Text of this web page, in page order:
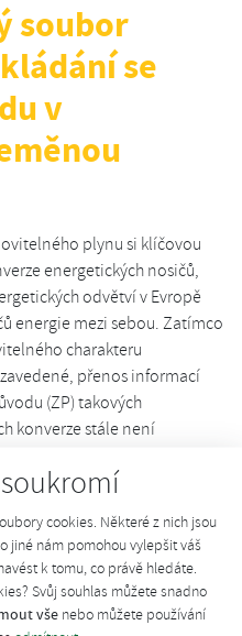
cookies. Některé z nich jsou
jiné nám pomohou vylepšit váš
k tomu, co právě hledáte.
Svůj souhlas můžete snadno
všenebo můžete používání
soubor
se
v
plynu si klíčovou
energetických nosičů,
odvětví v Evropě
energie mezi sebou. Zatímco
charakteru
přenos informací
(ZP) takových
konverze stále není
pro nakládání se zárukami
(označované jako
je podpořit vydávající
že nastolí společné